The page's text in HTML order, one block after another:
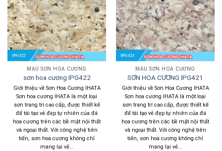
MẪU SƠN HOA CƯƠNG
sơn hoa cương IPG422
Giới thiệu về Sơn Hoa Cương IHATA
Sơn hoa cương IHATA là một loại
sơn trang trí cao cấp, được thiết kế
để tái tạo vẻ đẹp tự nhiên của đá
hoa cương trên các bề mặt nội thất
và ngoại thất. Với công nghệ tiên
tiến, sơn hoa cương không chỉ
mang lại vẻ...
MẪU SƠN HOA CƯƠNG
SƠN HOA CƯƠNG IPG421
Giới thiệu về Sơn Hoa Cương IHATA
Sơn hoa cương IHATA là một loại
sơn trang trí cao cấp, được thiết kế
để tái tạo vẻ đẹp tự nhiên của đá
hoa cương trên các bề mặt nội thất
và ngoại thất. Với công nghệ tiên
tiến, sơn hoa cương không chỉ
mang lại vẻ...